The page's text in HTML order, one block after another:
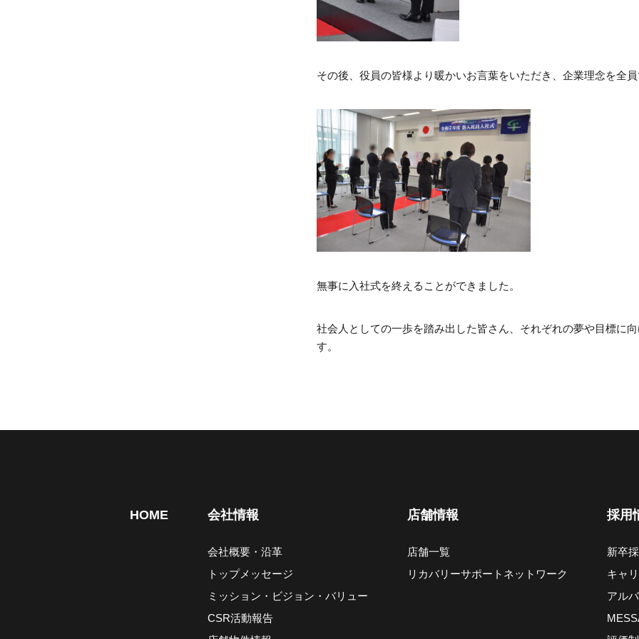
その後、 役員の皆様より暖かいお言葉をいただき、企業理念を全
無事に入社式を終えることができました。
社会人としての一歩を踏み出した皆さん、それぞれの夢や目標に
す。
HOME 会社情報
会社概要・沿革
トップメッセージ
ミッション・ビジョン・バリュー
CSR活動報告
店舗情報
店舗一覧
リカバリーサポートネットワーク
採用
新卒
キャ
アル